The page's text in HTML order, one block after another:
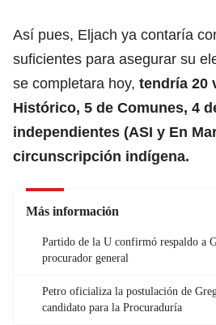
Así pues, Eljach ya contaría
suficientes para asegurar su
se completara hoy, tendría 20
Histórico, 5 de Comunes, 4
independientes (ASI y En
circunscripción indígena.
Más información
Partido de la U confirmó respaldo a
procurador general
Petro oficializa la postulación de
candidato para la Procuraduría